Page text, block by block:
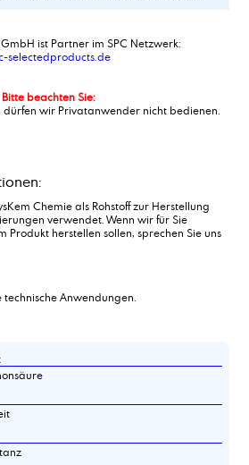
ist Partner im SPC Netzwerk:
selectedproducts.de
Bitte beachten Sie:
dürfen wir Privatanwender nicht bedienen.
Chemie als Rohstoff zur Herstellung
verwendet. Wenn wir für Sie
Produkt herstellen sollen, sprechen Sie uns
Anwendungen.